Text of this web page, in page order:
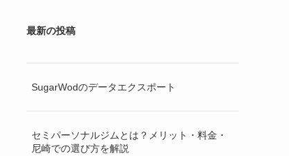
最新の投稿
SugarWodのデータエクスポート
セミパーソナルジムとは？メリット・料金・
尼崎での選び方を解説